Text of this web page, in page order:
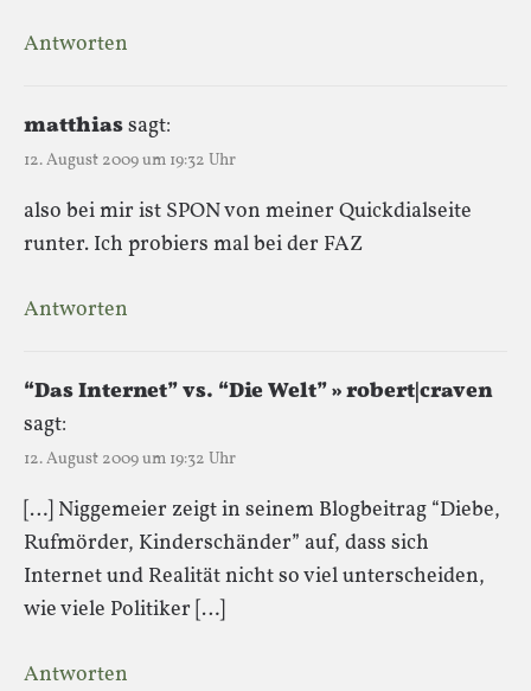
Antworten
matthiassagt:
12. August 2009 um 19:32 Uhr
also bei mir ist SPON von meiner Quickdialseite
runter. Ich probiers mal bei der FAZ
Antworten
“Das Internet” vs. “Die Welt” » robert|craven
sagt:
12. August 2009 um 19:32 Uhr
[…] Niggemeier zeigt in seinem Blogbeitrag “Diebe,
Rufmörder, Kinderschänder” auf, dass sich
Internet und Realität nicht so viel unterscheiden,
wie viele Politiker […]
Antworten